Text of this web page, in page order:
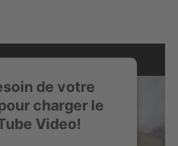
de votre
charger le
Video!